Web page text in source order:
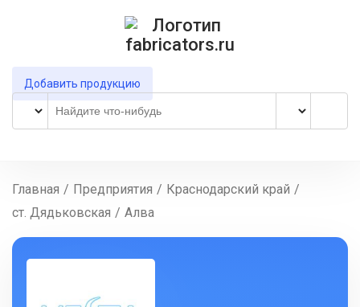
Добавить продукцию
Главная / Предприятия / Краснодарский край /
ст. Дядьковская / Алва